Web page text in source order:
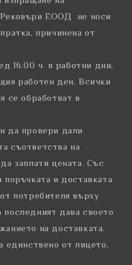
ЕООД не носи
причинена от
16.00 ч. в работни дни,
работен ден. Всички
се обработват в
да провери дали
съответства на
заплати цената. Със
поръчката и доставката
потребителя върху
последният дава своето
на доставката.
единствено от лицето,